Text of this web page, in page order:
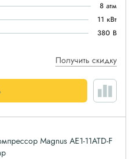
8 атм
11 кВт
380 В
Получить скидку
Magnus АЕ1-11ATD-F